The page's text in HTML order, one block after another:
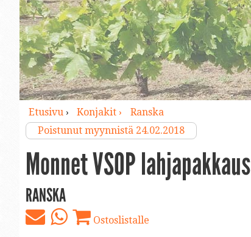
Etusivu› Konjakit ›
Ranska
Poistunut myynnistä 24.02.2018
Monnet VSOP lahjapakkaus
RANSKA
Ostoslistalle